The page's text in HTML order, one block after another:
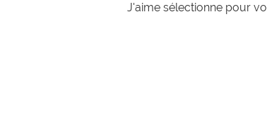
J'aime sélectionne pour